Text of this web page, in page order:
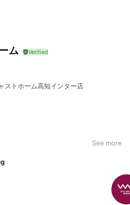
ム
ストホーム高知インター店
See more